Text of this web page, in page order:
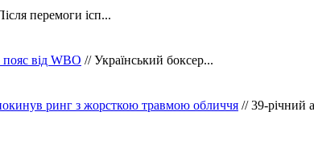
перемоги ісп...
від WBO // Український боксер...
ринг з жорсткою травмою обличчя // 39-річний